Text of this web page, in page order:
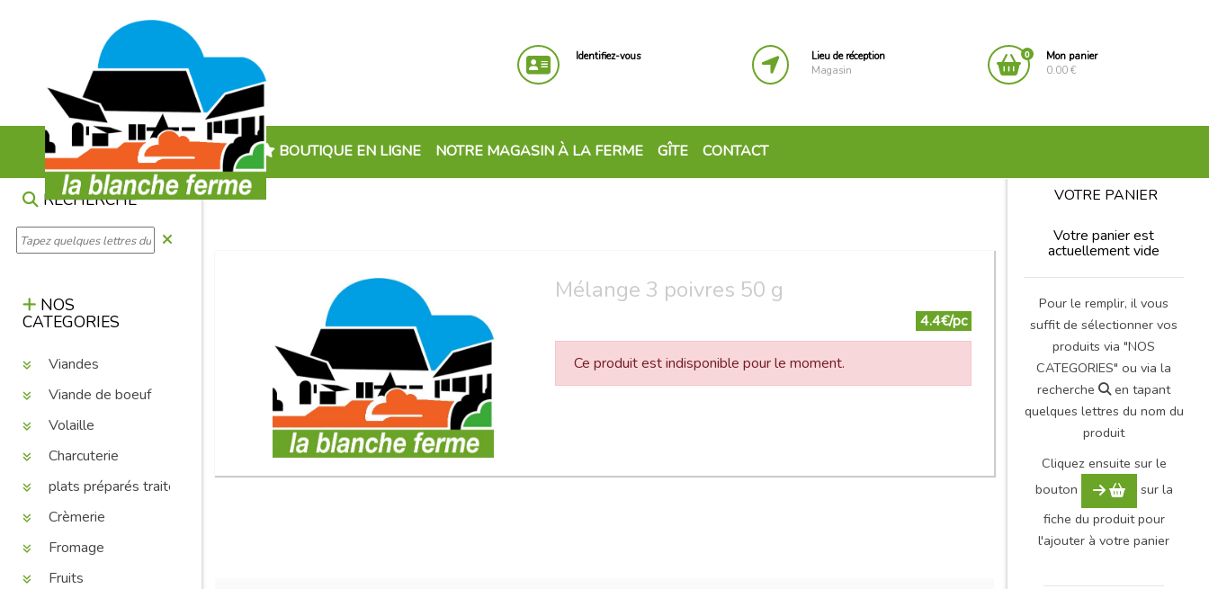
Identifiez-vous
Lieu de réception
Magasin
0
Mon panier
0.00 €
BOUTIQUE EN LIGNE NOTRE MAGASIN À LA FERME GÎTE CONTACT
RECHERCHE
NOS
CATEGORIES
Viandes
Viande de boeuf
Volaille
Charcuterie
plats préparés traiteur
Crèmerie
Fromage
Fruits
Mélange 3 poivres 50 g
4.4€/pc
Ce produit est indisponible pour le moment.
VOTRE PANIER
Votre panier est
actuellement vide
Pour le remplir, il vous
suffit de sélectionner vos
produits via "NOS
CATEGORIES" ou via la
recherche
en tapant
quelques lettres du nom du
produit
Cliquez ensuite sur le
bouton
sur la
fiche du produit pour
l'ajouter à votre panier